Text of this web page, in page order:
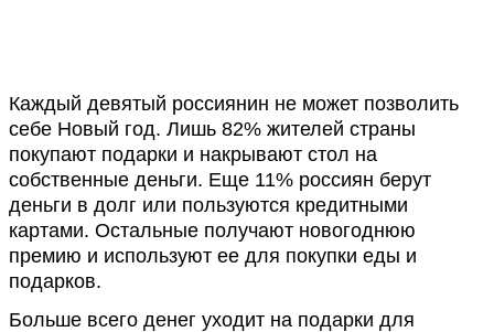
Каждый девятый россиянин не может позволить
себе Новый год. Лишь 82% жителей страны
покупают подарки и накрывают стол на
собственные деньги. Еще 11% россиян берут
деньги в долг или пользуются кредитными
картами. Остальные получают новогоднюю
премию и используют ее для покупки еды и
подарков.
Больше всего денег уходит на подарки для